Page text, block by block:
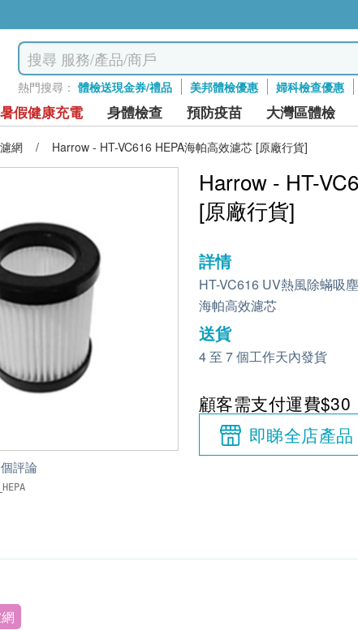
熱門搜尋： 體檢送現金券/禮品 美邦體檢優惠 婦科檢查優惠
暑假健康充電 身體檢查 預防疫苗 大灣區體檢
網 / Harrow - HT-VC616 HEPA海帕高效濾芯 [原廠行貨]
評論
Harrow - HT-
[原廠行貨]
詳情
HT-VC616 UV熱風除蟎吸
海帕高效濾芯
送貨
4 至 7 個工作天內發貨
顧客需支付運費$30
即睇全店產品